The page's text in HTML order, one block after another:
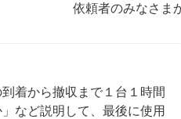
依頼者のみなさま
着から撤収まで１台１時間
など説明して、最後に使用